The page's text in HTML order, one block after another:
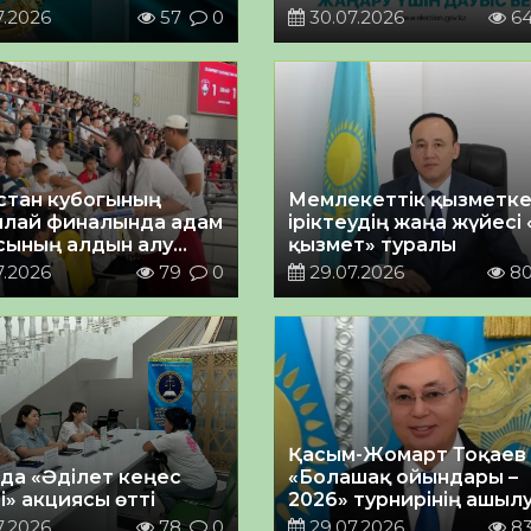
57 0
АЙҚЫН КӨРІНІСІ
30.07.2026
кубогының
финалында адам
алдын алу
ақпараттық-
жұмыстары
79 0
Мемлекеттік қызметке
іріктеудің жаңа жүйесі
қызмет» туралы
29.07.2026
«Әділет кеңес
акциясы өтті
Қасым-Жомарт Тоқаев
«Болашақ ойындары –
2026» турнирінің
салтанатында сөз